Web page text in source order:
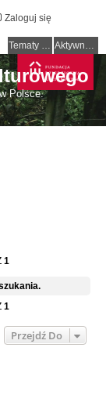
Zaloguj się
Tematy bez odpowiedzi Aktywne tematy
Polsce.
1
1
Przejdź Do